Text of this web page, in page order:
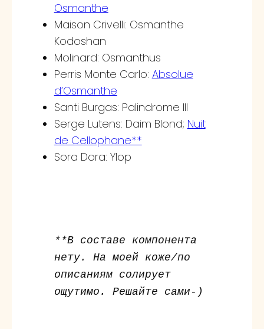
Osmanthe
Maison Crivelli: Osmanthe
Kodoshan
Molinard: Osmanthus
Perris Monte Carlo: Absolue
d’Osmanthe
Santi Burgas: Palindrome III
Serge Lutens: Daim Blond; Nuit
de Cellophane**
Sora Dora: Ylop
**В составе компонента
нету. На моей коже/по
описаниям солирует
ощутимо. Решайте сами-)